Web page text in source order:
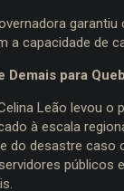
a capacidade de
Demais para
Leão levou o
à escala
do desastre caso
públicos